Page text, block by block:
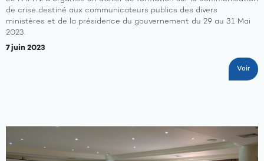
de crise destiné aux communicateurs publics des divers
ministères et de la présidence du gouvernement du 29 au 31 Mai
2023.
7 juin 2023
Voir